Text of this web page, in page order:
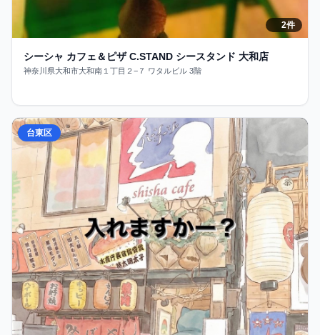
2件
シーシャ カフェ＆ピザ C.STAND シースタンド 大和店
神奈川県大和市大和南１丁目２−７ ワタルビル 3階
台東区